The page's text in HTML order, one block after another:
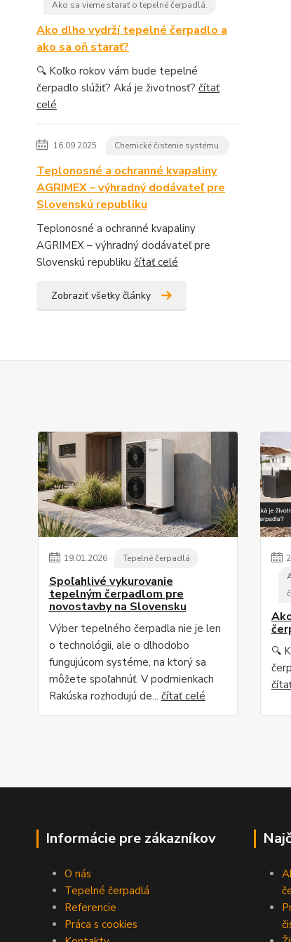
Ako sa vieme starať o tepelné čerpadlá.
Ako dlho vydrží tepelné čerpadlo a
ako sa oň starať?
🔍 Koľko rokov vám bude tepelné
čerpadlo slúžiť? Aká je životnosť? čítať
celé
16.09.2025 Chemické čistenie systému.
Teplonosné a ochranné kvapaliny
AGRIMEX – výhradný dodávateľ pre
Slovenskú republiku
Teplonosné a ochranné kvapaliny
AGRIMEX – výhradný dodávateľ pre
Slovenskú republiku čítať celé
Zobraziť všetky články
19.01.2026 Tepelné čerpadlá
Spoľahlivé vykurovanie
tepelným čerpadlom pre
novostavby na Slovensku
Výber tepelného čerpadla nie je len
o technológii, ale o dlhodobo
fungujúcom systéme, na ktorý sa
môžete spoľahnúť. V podmienkach
Rakúska rozhodujú de... čítať celé
🔍
Informácie pre zákazníkov
O nás
Tepelné čerpadlá
Referencie
Práca s cookies